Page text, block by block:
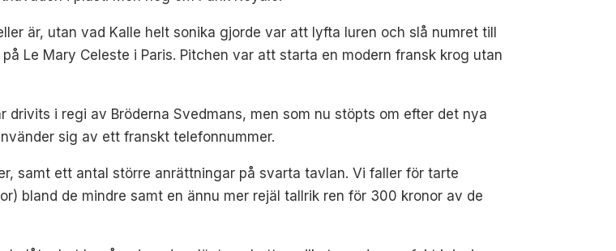
är, utan vad Kalle helt sonika gjorde var att lyfta luren och slå numret till
Le Mary Celeste i Paris. Pitchen var att starta en modern fransk krog utan
drivits i regi av Bröderna Svedmans, men som nu stöpts om efter det nya
sig av ett franskt telefonnummer.
samt ett antal större anrättningar på svarta tavlan. Vi faller för tarte
bland de mindre samt en ännu mer rejäl tallrik ren för 300 kronor av de